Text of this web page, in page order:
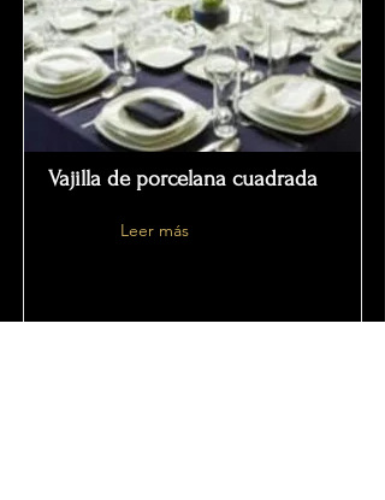
Vajilla de porcelana cuadrada
Leer más